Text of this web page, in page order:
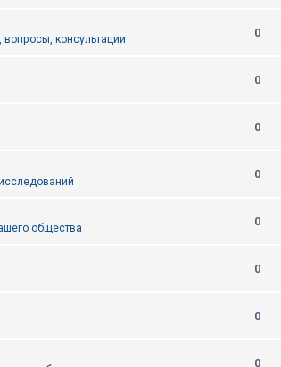
вопросы, консультации 0
0
0
0
общества 0
0
0
0